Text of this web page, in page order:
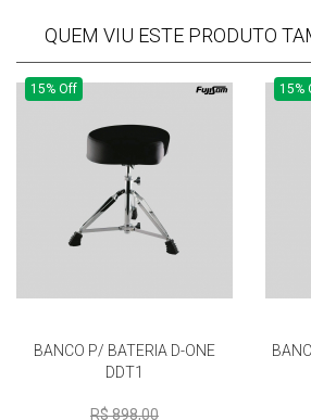
QUEM VIU ESTE PRODUTO
15% Off
BANCO P/ BATERIA D-ONE
DDT1
R$ 898,00
15%